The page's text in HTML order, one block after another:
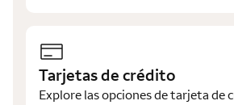
Tarjetas de crédito
Explore las opciones de tarjeta de